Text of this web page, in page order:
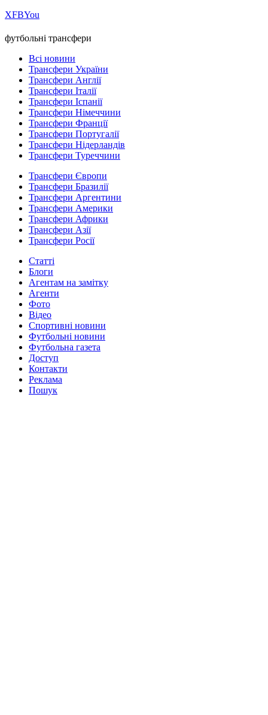
ХFBYou
футбольні трансфери
Всі новини
Трансфери України
Трансфери Англії
Трансфери Італії
Трансфери Іспанії
Трансфери Німеччини
Трансфери Франції
Трансфери Португалії
Трансфери Нідерландів
Трансфери Туреччини
Трансфери Європи
Трансфери Бразилії
Трансфери Аргентини
Трансфери Америки
Трансфери Африки
Трансфери Азії
Трансфери Росії
Статті
Блоги
Агентам на замітку
Агенти
Фото
Відео
Спортивні новини
Футбольні новини
Футбольна газета
Доступ
Контакти
Реклама
Пошук